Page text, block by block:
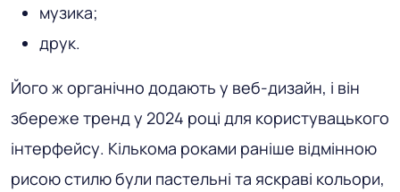
музика;
друк.
Його ж органічно додають у веб-дизайн, і він
збереже тренд у 2024 році для користувацького
інтерфейсу. Кількома роками раніше відмінною
рисою стилю були пастельні та яскраві кольори,